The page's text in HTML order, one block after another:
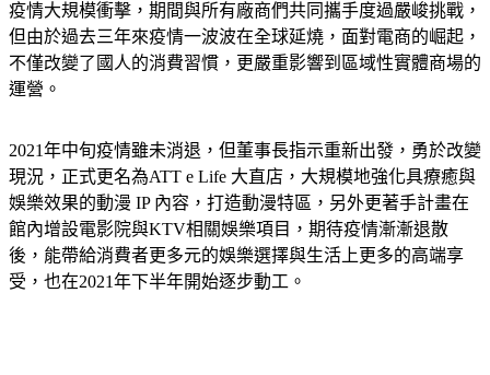
但由於過去三年來疫情一波波在全球延燒，面對電商的崛起，
不僅改變了國人的消費習慣，更嚴重影響到區域性實體商場的
運營。
現況，正式更名為ATT e Life 大直店，大規模地強化具療癒與
娛樂效果的動漫 IP 內容，打造動漫特區，另外更著手計畫在
館內增設電影院與KTV相關娛樂項目，期待疫情漸漸退散
後，能帶給消費者更多元的娛樂選擇與生活上更多的高端享
受，也在2021年下半年開始逐步動工。